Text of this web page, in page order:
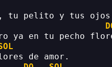
pelito y tus ojos
ya en tu pecho
de amor.